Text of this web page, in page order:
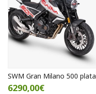
SWM Gran Milano 500 plata
6290,00€